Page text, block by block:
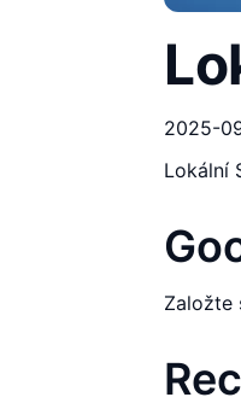
2025-
Lokální
Založte